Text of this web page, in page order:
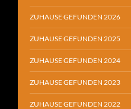
ZUHAUSE GEFUNDEN 2026
ZUHAUSE GEFUNDEN 2025
ZUHAUSE GEFUNDEN 2024
ZUHAUSE GEFUNDEN 2023
ZUHAUSE GEFUNDEN 2022